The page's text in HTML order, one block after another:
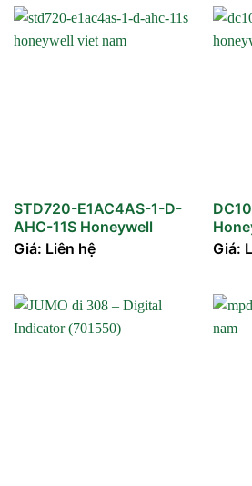
STD720-E1AC4AS-1-D-
AHC-11S Honeywell
Giá: Liên hệ
Giá: